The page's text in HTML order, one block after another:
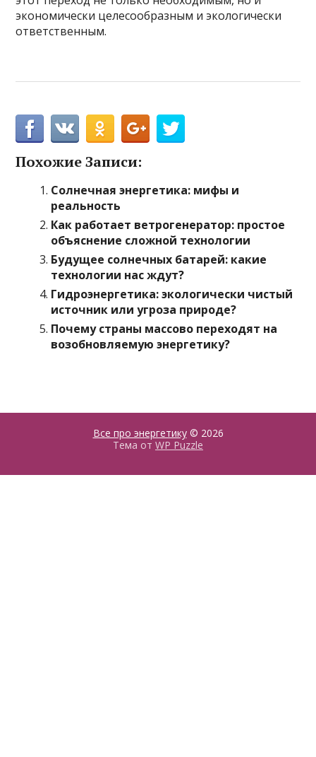
экономически целесообразным и экологически
ответственным.
Похожие Записи:
Солнечная энергетика: мифы и
реальность
Как работает ветрогенератор: простое
объяснение сложной технологии
Будущее солнечных батарей: какие
технологии нас ждут?
Гидроэнергетика: экологически чистый
источник или угроза природе?
Почему страны массово переходят на
возобновляемую энергетику?
Все про энергетику© 2026
Тема от WP Puzzle